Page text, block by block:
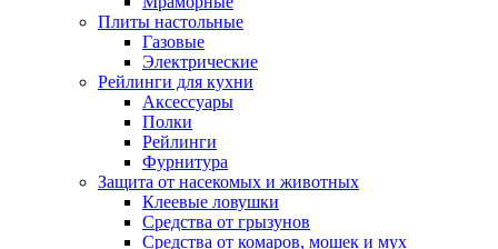
Плиты настольные
Газовые
Электрические
Рейлинги для кухни
Аксессуары
Полки
Рейлинги
Фурнитура
Защита от насекомых и животных
Клеевые ловушки
Средства от грызунов
Средства от комаров, мошек и мух